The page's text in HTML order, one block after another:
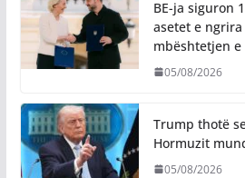
BE-ja siguron
asetet e
mbështetjen e
05/08/2026
Trump thotë
Hormuzit
05/08/2026